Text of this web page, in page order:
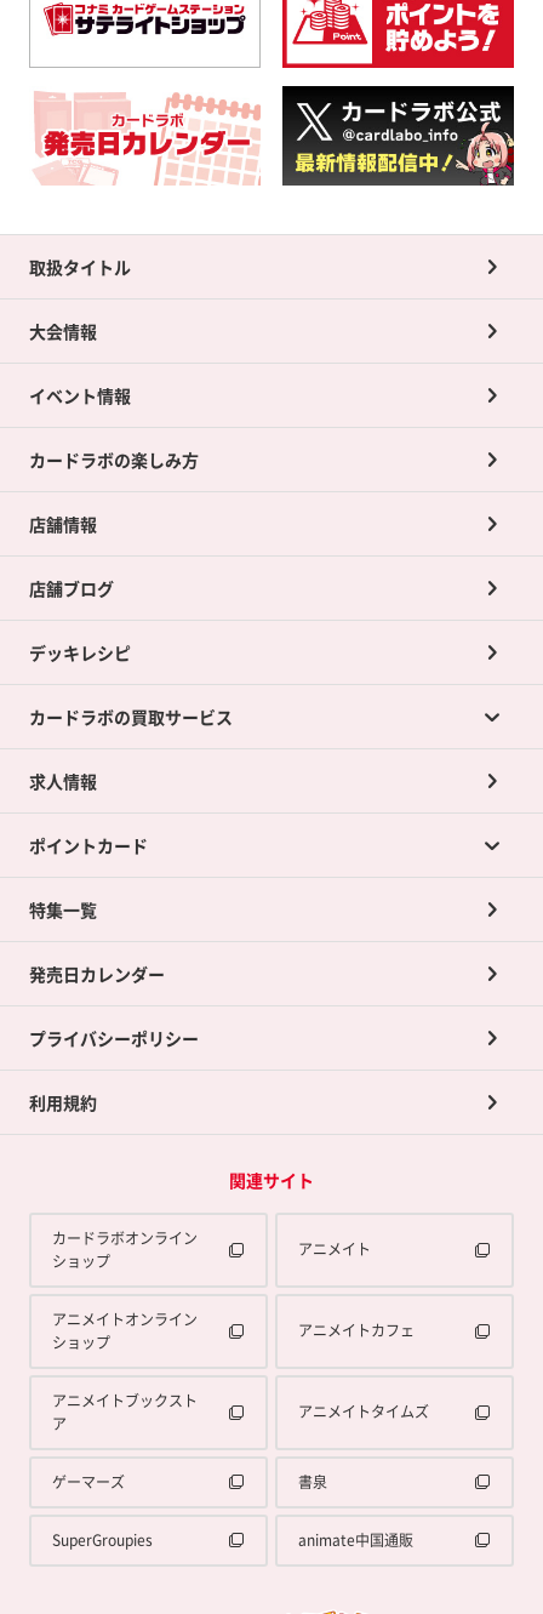
取扱タイトル
大会情報
イベント情報
カードラボの楽しみ方
店舗情報
店舗ブログ
デッキレシピ
カードラボの買取サービス
カードラボの買取サービスTOP
店舗買取について
ネット買取について
買取承諾書について
求人情報
ポイントカード
ポイントカードTOP
ポイント交換景品
特集一覧
発売日カレンダー
プライバシーポリシー
利用規約
関連サイト
カードラボオンライン
ショップ
アニメイト
アニメイトオンライン
ショップ
アニメイトカフェ
アニメイトブックスト
ア
アニメイトタイムズ
ゲーマーズ 書泉
SuperGroupies animate中国通販